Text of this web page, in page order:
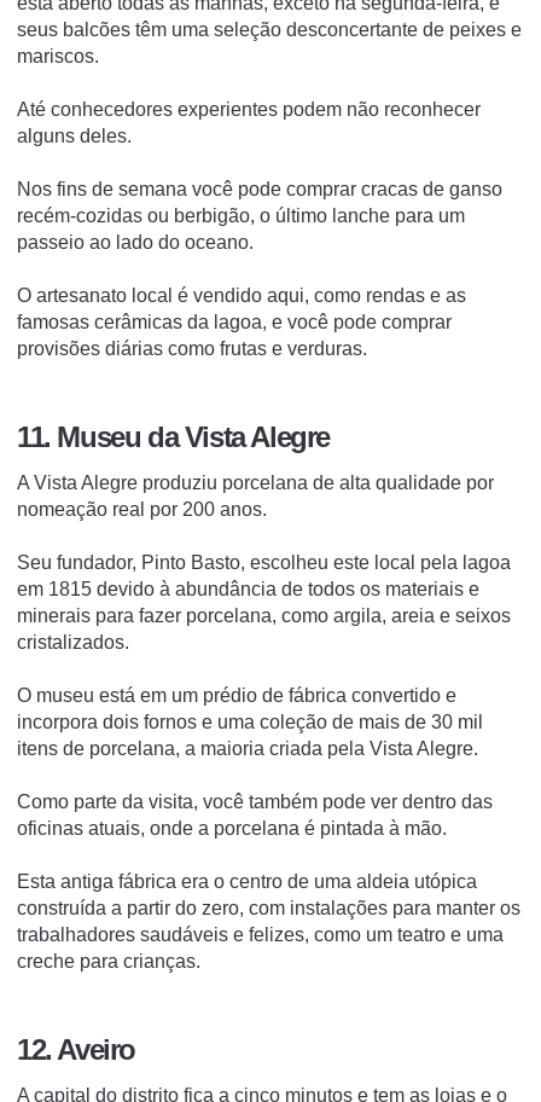
seus balcões têm uma seleção desconcertante de peixes e
mariscos.
Até conhecedores experientes podem não reconhecer
alguns deles.
Nos fins de semana você pode comprar cracas de ganso
recém-cozidas ou berbigão, o último lanche para um
passeio ao lado do oceano.
O artesanato local é vendido aqui, como rendas e as
famosas cerâmicas da lagoa, e você pode comprar
provisões diárias como frutas e verduras.
11. Museu da Vista Alegre
A Vista Alegre produziu porcelana de alta qualidade por
nomeação real por 200 anos.
Seu fundador, Pinto Basto, escolheu este local pela lagoa
em 1815 devido à abundância de todos os materiais e
minerais para fazer porcelana, como argila, areia e seixos
cristalizados.
O museu está em um prédio de fábrica convertido e
incorpora dois fornos e uma coleção de mais de 30 mil
itens de porcelana, a maioria criada pela Vista Alegre.
Como parte da visita, você também pode ver dentro das
oficinas atuais, onde a porcelana é pintada à mão.
Esta antiga fábrica era o centro de uma aldeia utópica
construída a partir do zero, com instalações para manter os
trabalhadores saudáveis e felizes, como um teatro e uma
creche para crianças.
12. Aveiro
A capital do distrito fica a cinco minutos e tem as lojas e o